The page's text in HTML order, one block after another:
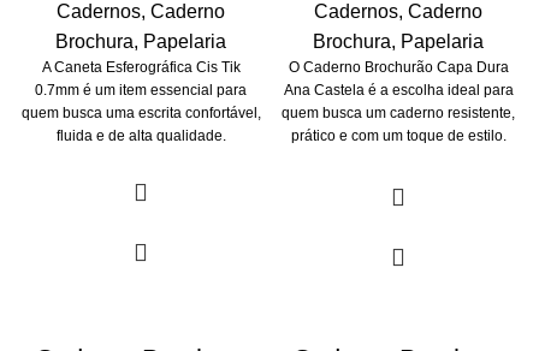
Cadernos, Caderno
Brochura, Papelaria
A Caneta Esferográfica Cis Tik
0.7mm é um item essencial para
quem busca uma escrita confortável,
fluida e de alta qualidade.
Cadernos, Caderno
Brochura, Papelaria
O Caderno Brochurão Capa Dura
Ana Castela é a escolha ideal para
quem busca um caderno resistente,
prático e com um toque de estilo.